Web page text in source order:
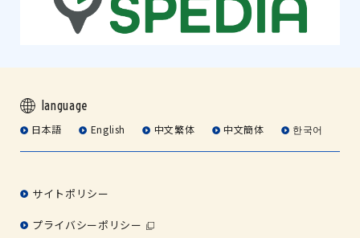
language
日本語 English 中文繁体 中文簡体 한국어
サイトポリシー
プライバシーポリシー